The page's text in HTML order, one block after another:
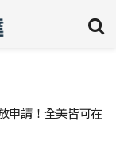
申請！全美皆可在